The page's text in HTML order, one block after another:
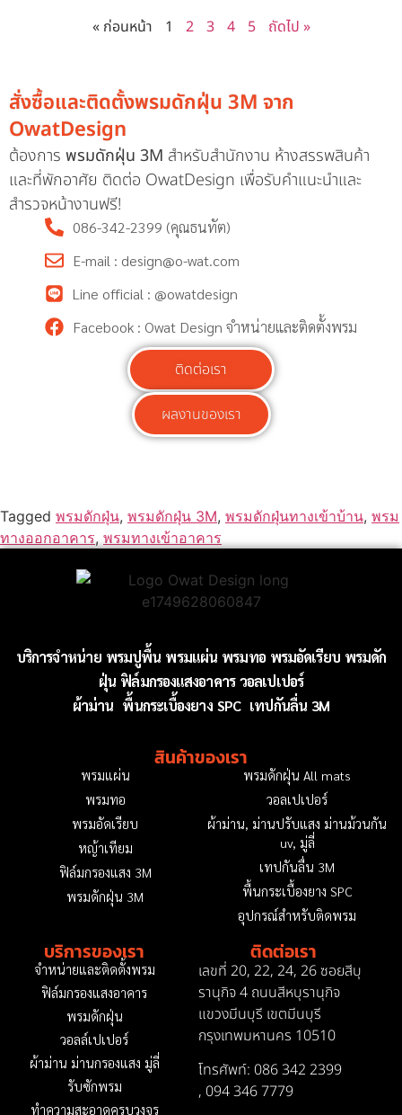
« ก่อนหน้า 1 2 3 4 5 ถัดไป »
สั่งซื้อและติดตั้งพรมดักฝุ่น 3M จาก
OwatDesign
ต้องการ พรมดักฝุ่น 3M สำหรับสำนักงาน ห้างสรรพสินค้า
และที่พักอาศัย ติดต่อ OwatDesign เพื่อรับคำแนะนำและ
สำรวจหน้างานฟรี!
086-342-2399 (คุณธนทัต)
E-mail : design@o-wat.com
Line official : @owatdesign
Facebook : Owat Design จำหน่ายและติดตั้งพรม
ติดต่อเรา
ผลงานของเรา
Tagged พรมดักฝุ่น, พรมดักฝุ่น 3M, พรมดักฝุ่นทางเข้าบ้าน, พรม
ทางออกอาคาร, พรมทางเข้าอาคาร
บริการจำหน่าย พรมปูพื้น พรมแผ่น พรมทอ พรมอัดเรียบ พรมดัก
ฝุ่น ฟิล์มกรองแสงอาคาร วอลเปเปอร์
ผ้าม่าน พื้นกระเบื้องยาง SPC เทปกันลื่น 3M
สินค้าของเรา
พรมแผ่น
พรมทอ
พรมอัดเรียบ
หญ้าเทียม
ฟิล์มกรองแสง 3M
พรมดักฝุ่น 3M
พรมดักฝุ่น All mats
วอลเปเปอร์
ผ้าม่าน, ม่านปรับแสง ม่านม้วนกัน
uv, มู่ลี่
เทปกันลื่น 3M
พื้นกระเบื้องยาง SPC
อุปกรณ์สำหรับติดพรม
บริการของเรา
จำหน่ายและติดตั้งพรม
ฟิล์มกรองแสงอาคาร
พรมดักฝุ่น
วอลล์เปเปอร์
ผ้าม่าน ม่านกรองแสง มู่ลี่
รับซักพรม
ทำความสะอาดครบวงจร
ติดต่อเรา
เลขที่ 20, 22, 24, 26 ซอยสีบุ
รานุกิจ 4 ถนนสีหบุรานุกิจ
แขวงมีนบุรี เขตมีนบุรี
กรุงเทพมหานคร 10510
โทรศัพท์: 086 342 2399
, 094 346 7779